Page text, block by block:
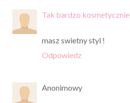
Tak bardzo kosmetycznie
masz swietny styl !
Odpowiedz
Anonimowy